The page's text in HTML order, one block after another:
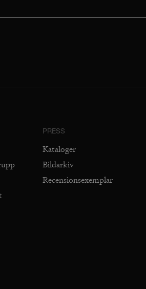
PRESS
Kataloger
Bildarkiv
Recensionsexemplar